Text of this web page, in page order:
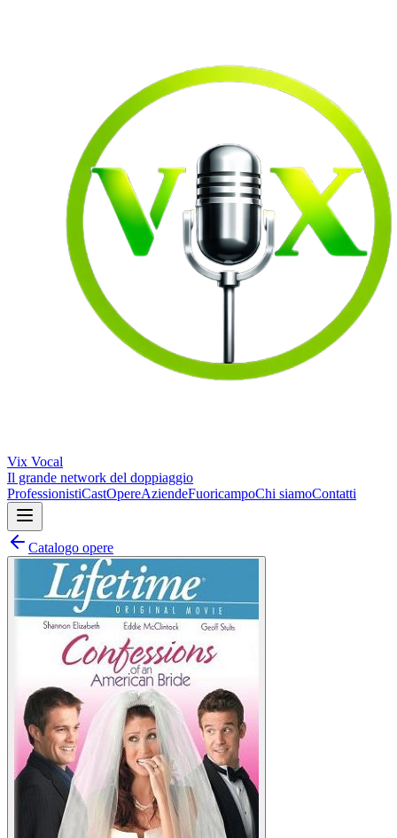
Vix Vocal
Il grande network del doppiaggio
ProfessionistiCastOpereAziendeFuoricampoChi siamoContatti
Catalogo opere